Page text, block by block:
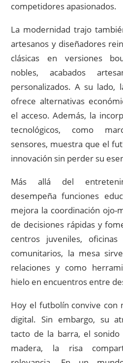
competidores apasionados.
La modernidad trajo
artesanos y diseñadores
clásicas en versiones
nobles, acabados
personalizados. A su lado,
ofrece alternativas
el acceso. Además, la
tecnológicos, como
sensores, muestra que el
innovación sin perder su
Más allá del
desempeña funciones
mejora la coordinación ojo-
de decisiones rápidas y
centros juveniles,
comunitarios, la mesa
relaciones y como
hielo en encuentros entre
Hoy el futbolín convive con
digital. Sin embargo, su
tacto de la barra, el
madera, la risa